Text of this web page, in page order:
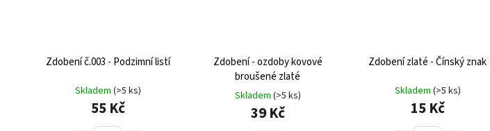
Zdobení č.003 - Podzimní listí
Skladem (>5 ks)
55 Kč
Zdobení - ozdoby kovové
broušené zlaté
Skladem (>5 ks)
39 Kč
Zdobení zlaté - Čínský znak
Skladem (>5 ks)
15 Kč